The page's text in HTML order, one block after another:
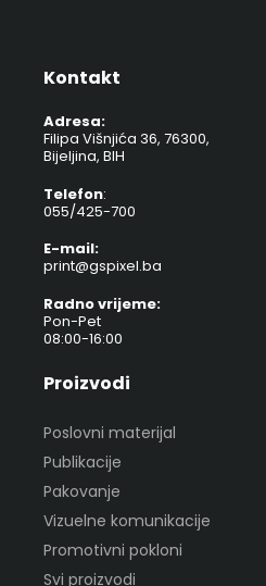
Kontakt
Adresa:
Filipa Višnjića 36, 76300,
Bijeljina, BIH
Telefon:
055/425-700
E-mail:
print@gspixel.ba
Radno vrijeme:
Pon-Pet
08:00-16:00
Proizvodi
Poslovni materijal
Publikacije
Pakovanje
Vizuelne komunikacije
Promotivni pokloni
Svi proizvodi